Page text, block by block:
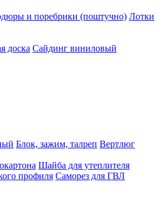
и поребрики (поштучно) Лотки
доска Сайдинг виниловый
Блок, зажим, талреп Вертлюг
Шайба для утеплителя
профиля Саморез для ГВЛ